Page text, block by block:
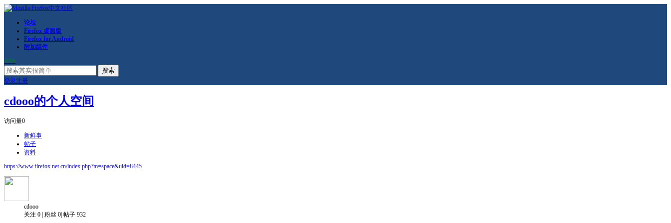
论坛
Firefox 桌面版
Firefox for Android
附加组件
RSS
搜索
登录注册
cdooo的个人空间
访问量0
新鲜事
帖子
资料
https://www.firefox.net.cn/index.php?m=space&uid=8445
cdooo
关注 0 粉丝 0 帖子 932